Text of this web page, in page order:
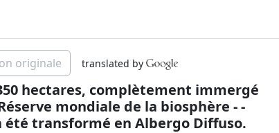
originale translated by
hectares, complètement immergé
mondiale de la biosphère - -
été transformé en Albergo Diffuso.